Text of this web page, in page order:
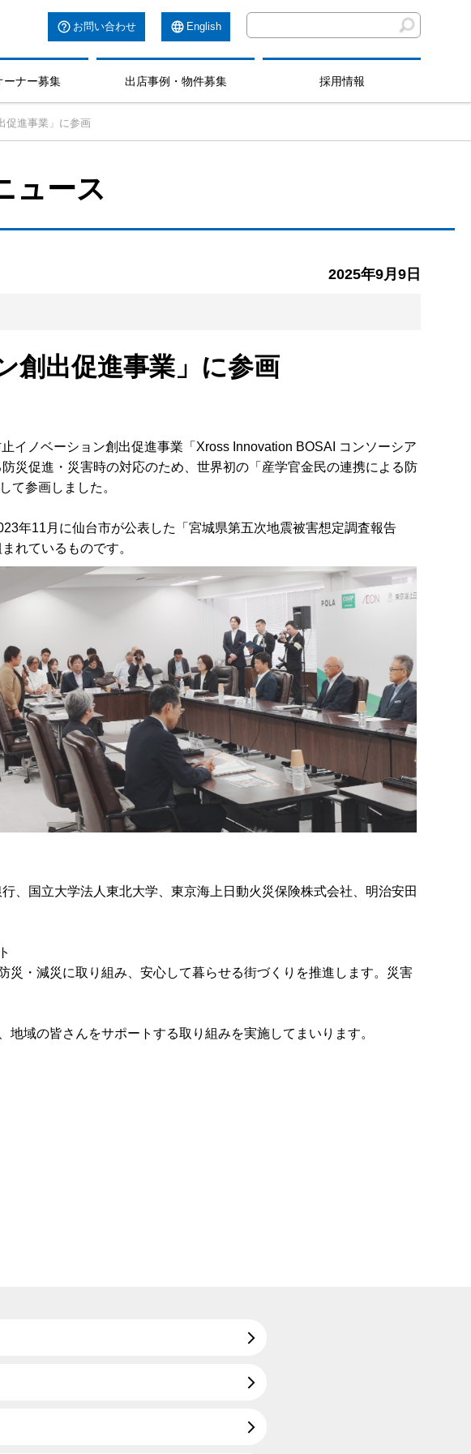
お問い合わせ English
ーナー募集 出店事例・物件募集 採用情報
促進事業」に参画
ュース
2025年9月9日
創出促進事業」に参画
イノベーション創出促進事業「Xross Innovation BOSAI コンソーシア
災促進・災害時の対応のため、世界初の「産学官金民の連携による防
て参画しました。
年11月に仙台市が公表した「宮城県第五次地震被害想定調査報告
れているものです。
、国立大学法人東北大学、東京海上日動火災保険株式会社、明治安田
災・減災に取り組み、安心して暮らせる街づくりを推進します。災害
域の皆さんをサポートする取り組みを実施してまいります。